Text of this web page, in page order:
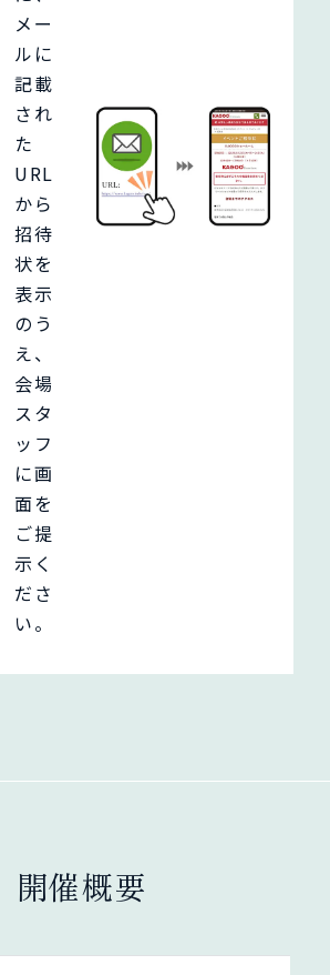
メー
ルに
記載
され
た
URL
から
招待
状を
表示
のう
え、
会場
スタ
ッフ
に画
面を
ご提
示く
ださ
い。
開催概要